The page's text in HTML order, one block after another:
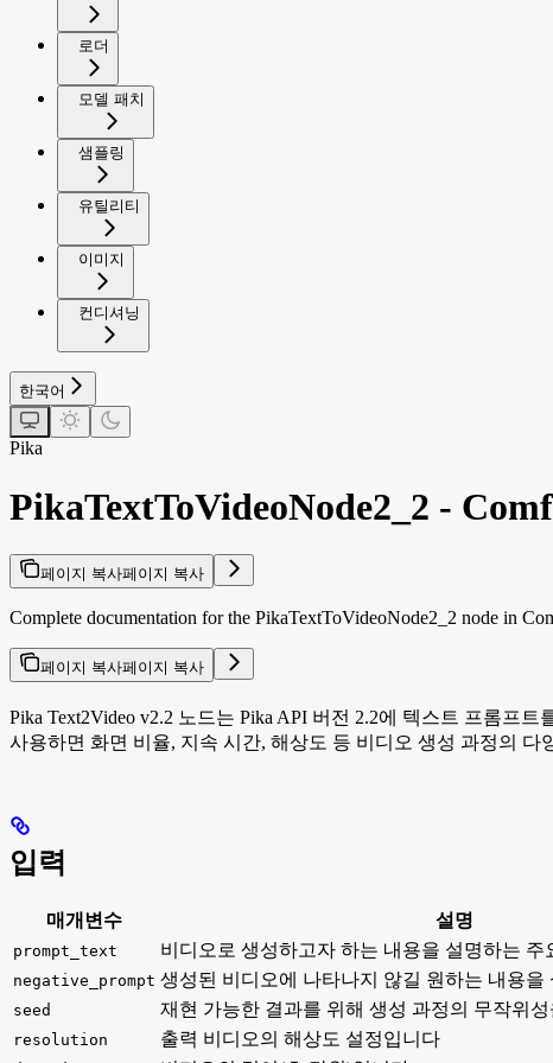
로더
모델 패치
샘플링
유틸리티
이미지
컨디셔닝
한국어
Pika
PikaTextToVideoNode2_2 -
페이지 복사페이지 복사
Complete documentation for the PikaTextToVideoNode2_2 node in
페이지 복사페이지 복사
Pika Text2Video v2.2 노드는 Pika API 버전 2.2에 텍스트 프롬프
사용하면 화면 비율, 지속 시간, 해상도 등 비디오 생성 과정의 다
입력
매개변수 설명
prompt_text 비디오로 생성하고자 하는 내용을 설명하는 주
negative_prompt 생성된 비디오에 나타나지 않길 원하는 내용을
seed 재현 가능한 결과를 위해 생성 과정의 무작위
resolution 출력 비디오의 해상도 설정입니다